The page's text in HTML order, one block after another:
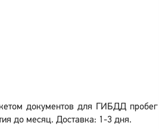
документов для ГИБДД пробег
до месяц. Доставка: 1-3 дня.